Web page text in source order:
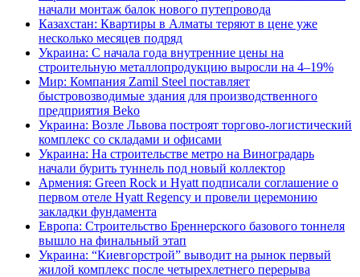
начали монтаж балок нового путепровода
Казахстан: Квартиры в Алматы теряют в цене уже
несколько месяцев подряд
Украина: С начала года внутренние цены на
строительную металлопродукцию выросли на 4–19%
Мир: Компания Zamil Steel поставляет
быстровозводимые здания для производственного
предприятия Beko
Украина: Возле Львова построят торгово-логистический
комплекс со складами и офисами
Украина: На строительстве метро на Виноградарь
начали бурить туннель под новый коллектор
Армения: Green Rock и Hyatt подписали соглашение о
первом отеле Hyatt Regency и провели церемонию
закладки фундамента
Европа: Строительство Бреннерского базового тоннеля
вышло на финальный этап
Украина: “Киевгорстрой” выводит на рынок первый
жилой комплекс после четырехлетнего перерыва